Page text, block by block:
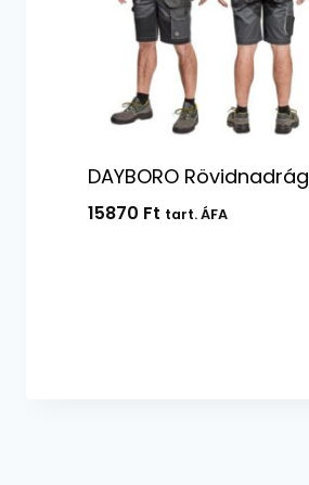
DAYBORO Rövidnadrág
15870 Ft tart. ÁFA